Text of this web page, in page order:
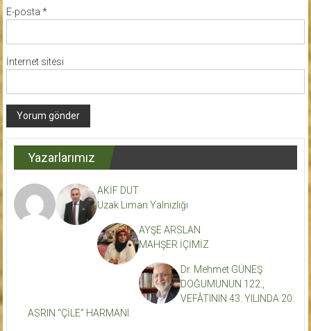
E-posta *
İnternet sitesi
Yazarlarımız
AKİF DUT
Uzak Liman Yalnızlığı
AYŞE ARSLAN
MAHŞER İÇİMİZ
Dr. Mehmet GÜNEŞ
DOĞUMUNUN 122.,
VEFÂTININ 43. YILINDA 20.
ASRIN “ÇİLE” HARMANI.